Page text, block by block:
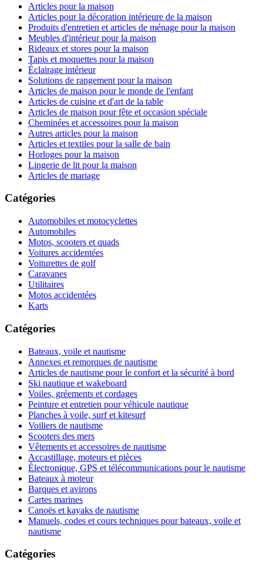
Articles pour la maison
Articles pour la décoration intérieure de la maison
Produits d'entretien et articles de ménage pour la maison
Meubles d'intérieur pour la maison
Rideaux et stores pour la maison
Tapis et moquettes pour la maison
Éclairage intérieur
Solutions de rangement pour la maison
Articles de maison pour le monde de l'enfant
Articles de cuisine et d'art de la table
Articles de maison pour fête et occasion spéciale
Cheminées et accessoires pour la maison
Autres articles pour la maison
Articles et textiles pour la salle de bain
Horloges pour la maison
Lingerie de lit pour la maison
Articles de mariage
Catégories
Automobiles et motocyclettes
Automobiles
Motos, scooters et quads
Voitures accidentées
Voiturettes de golf
Caravanes
Utilitaires
Motos accidentées
Karts
Catégories
Bateaux, voile et nautisme
Annexes et remorques de nautisme
Articles de nautisme pour le confort et la sécurité à bord
Ski nautique et wakeboard
Voiles, gréements et cordages
Peinture et entretien pour véhicule nautique
Planches à voile, surf et kitesurf
Voiliers de nautisme
Scooters des mers
Vêtements et accessoires de nautisme
Accastillage, moteurs et pièces
Électronique, GPS et télécommunications pour le nautisme
Bateaux à moteur
Barques et avirons
Cartes marines
Canoës et kayaks de nautisme
Manuels, codes et cours techniques pour bateaux, voile et
nautisme
Catégories